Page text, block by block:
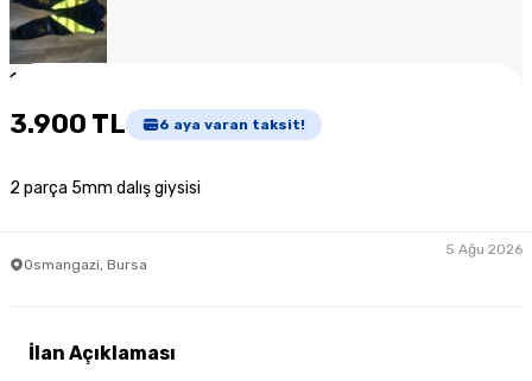
1
3.900 TL 6 aya varan taksit!
2 parça 5mm dalış giysisi
Osmangazi, Bursa
5 Ağu 2026
İlan Açıklaması